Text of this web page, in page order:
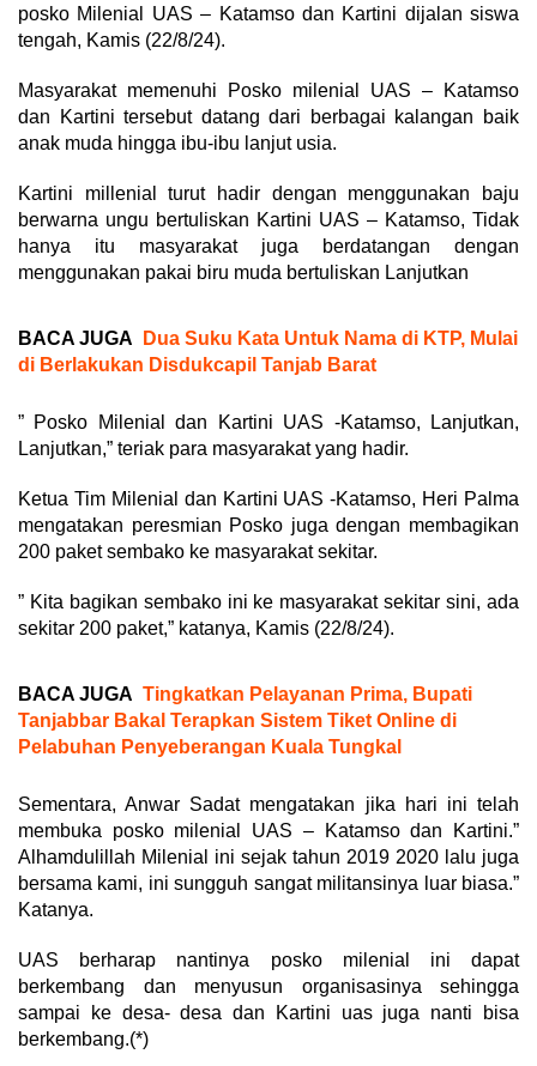
posko Milenial UAS – Katamso dan Kartini dijalan siswa
tengah, Kamis (22/8/24).
Masyarakat memenuhi Posko milenial UAS – Katamso
dan Kartini tersebut datang dari berbagai kalangan baik
anak muda hingga ibu-ibu lanjut usia.
Kartini millenial turut hadir dengan menggunakan baju
berwarna ungu bertuliskan Kartini UAS – Katamso, Tidak
hanya itu masyarakat juga berdatangan dengan
menggunakan pakai biru muda bertuliskan Lanjutkan
BACA JUGA
Dua Suku Kata Untuk Nama di KTP, Mulai
di Berlakukan Disdukcapil Tanjab Barat
” Posko Milenial dan Kartini UAS -Katamso, Lanjutkan,
Lanjutkan,” teriak para masyarakat yang hadir.
Ketua Tim Milenial dan Kartini UAS -Katamso, Heri Palma
mengatakan peresmian Posko juga dengan membagikan
200 paket sembako ke masyarakat sekitar.
” Kita bagikan sembako ini ke masyarakat sekitar sini, ada
sekitar 200 paket,” katanya, Kamis (22/8/24).
BACA JUGA Tingkatkan Pelayanan Prima, Bupati
Tanjabbar Bakal Terapkan Sistem Tiket Online di
Pelabuhan Penyeberangan Kuala Tungkal
Sementara, Anwar Sadat mengatakan jika hari ini telah
membuka posko milenial UAS – Katamso dan Kartini.”
Alhamdulillah Milenial ini sejak tahun 2019 2020 lalu juga
bersama kami, ini sungguh sangat militansinya luar biasa.”
Katanya.
UAS berharap nantinya posko milenial ini dapat
berkembang dan menyusun organisasinya sehingga
sampai ke desa- desa dan Kartini uas juga nanti bisa
berkembang.(*)